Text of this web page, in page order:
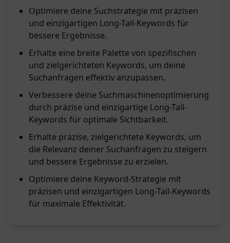
Optimiere deine Suchstrategie mit präzisen
und einzigartigen Long-Tail-Keywords für
bessere Ergebnisse.
Erhalte eine breite Palette von spezifischen
und zielgerichteten Keywords, um deine
Suchanfragen effektiv anzupassen.
Verbessere deine Suchmaschinenoptimierung
durch präzise und einzigartige Long-Tail-
Keywords für optimale Sichtbarkeit.
Erhalte präzise, zielgerichtete Keywords, um
die Relevanz deiner Suchanfragen zu steigern
und bessere Ergebnisse zu erzielen.
Optimiere deine Keyword-Strategie mit
präzisen und einzigartigen Long-Tail-Keywords
für maximale Effektivität.